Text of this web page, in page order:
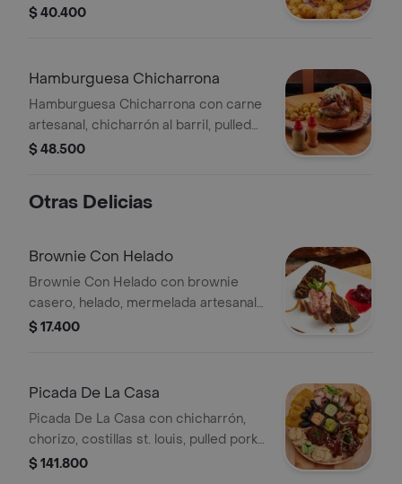
barril, tocineta, queso mozzarella,
$ 40.400
Hamburguesa Chicharrona
Hamburguesa Chicharrona con carne
artesanal, chicharrón al barril, pulled
pork, tocineta, queso mozzarella,
$ 48.500
Otras Delicias
Brownie Con Helado
Brownie Con Helado con brownie
casero, helado, mermelada artesanal
de frutos rojos y arequipe de tequila.
$ 17.400
Picada De La Casa
Picada De La Casa con chicharrón,
chorizo, costillas st. louis, pulled pork,
morcilla, guacamole, patacones,
$ 141.800